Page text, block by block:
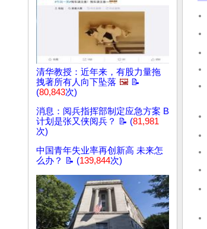
清华教授：近年来，有股力量拖
拽著所有人向下坠落 🖼️ 📝
(80,843次)
消息：阅兵指挥部制定应急方案 B
计划是张又侠阅兵？ 📝 (81,981
次)
中国青年失业率再创新高 未来怎
么办？ 📝 (139,844次)